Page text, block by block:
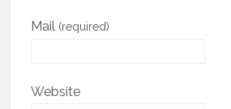
Mail (required)
Website